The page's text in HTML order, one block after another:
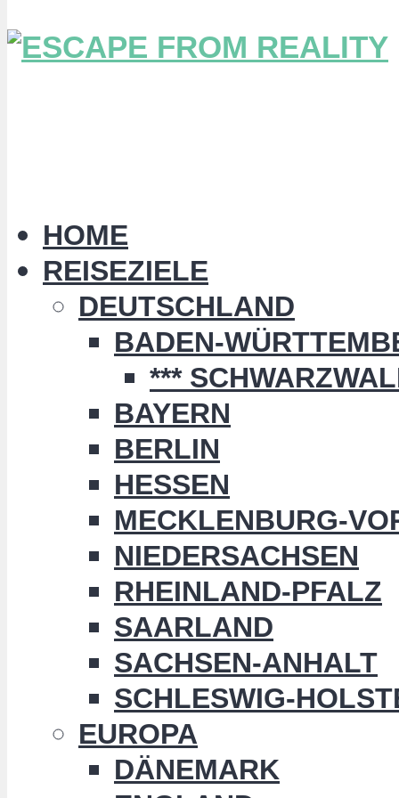
HOME
REISEZIELE
DEUTSCHLAND
BADEN-
***
BAYERN
BERLIN
HESSEN
MECKLENBURG-
NIEDERSACHSEN
RHEINLAND-PFALZ
SAARLAND
SACHSEN-ANHALT
SCHLESWIG-
EUROPA
DÄNEMARK